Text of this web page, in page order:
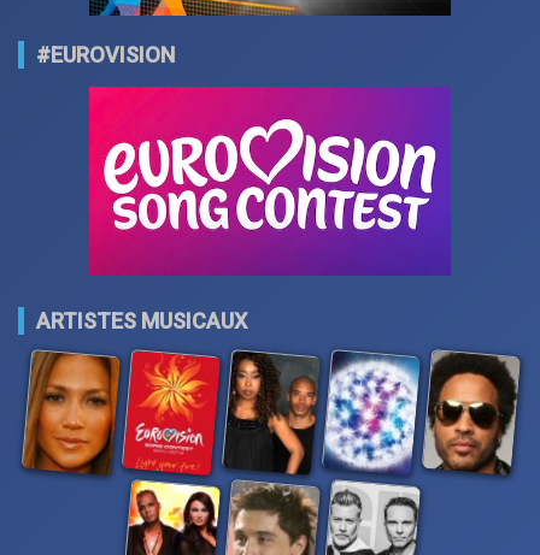
#EUROVISION
ARTISTES MUSICAUX